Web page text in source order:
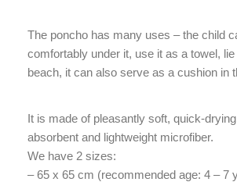
The poncho has many uses – the child
comfortably under it, use it as a towel,
beach, it can also serve as a cushion in
It is made of pleasantly soft, quick-
absorbent and lightweight microfiber.
We have 2 sizes:
– 65 x 65 cm (recommended age: 4 – 7